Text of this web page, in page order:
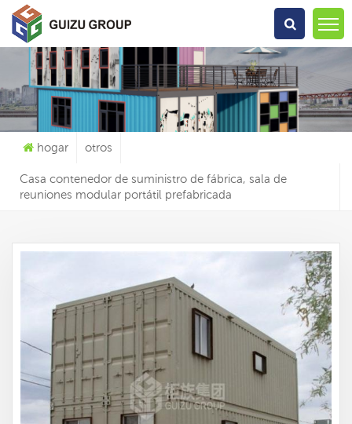
Qué Estás Buscando?
hogar otros
Casa contenedor de suministro de fábrica, sala de
reuniones modular portátil prefabricada